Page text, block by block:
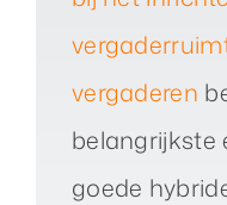
vergaderen
belangrijkste
goede